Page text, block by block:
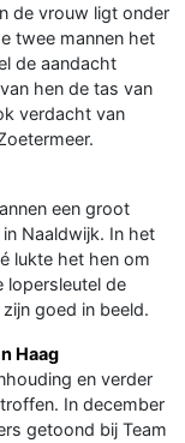
de vrouw ligt onder
twee mannen het
de aandacht
hen de tas van
verdacht van
een groot
Naaldwijk. In het
lukte het hen om
lopersleutel de
goed in beeld.
Haag
en verder
In december
getoond bij Team